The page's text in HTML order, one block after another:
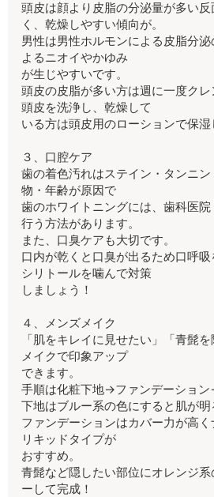
頭皮は顔より皮脂の分泌量が多い
く、乾燥しやすい傾向が。
男性は男性ホルモンによる皮脂分
よるニオイやかゆみ
が生じやすいです。
頭皮の皮脂が多い方は週に一度ク
頭皮を洗浄し、乾燥して
いる方は頭皮用のローションで保湿
３、口腔ケア
歯の着色汚れはステイン・タンニ
物・年齢が原因で
歯のホワイトニングには、歯科医
行う方法があります。
また、口臭ケアも大切です。
口内が乾くと口臭が出るため口呼
シリトールを噛んで対策
しましょう！
４、メンズメイク
「肌をキレイに見せたい」「青髭
メイクで印象アップ
できます。
手順は化粧下地→ファンデーション
下地はブルー系の色にすると肌が
ファンデーションはカバー力が高
リキッドタイプが
おすすめ。
青髭など隠したい部位にオレンジ
ーして完成！